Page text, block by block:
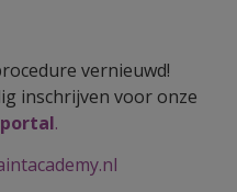
vernieuwd!
inschrijven voor onze
.